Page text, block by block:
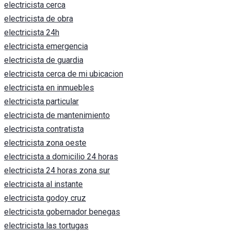
electricista cerca
electricista de obra
electricista 24h
electricista emergencia
electricista de guardia
electricista cerca de mi ubicacion
electricista en inmuebles
electricista particular
electricista de mantenimiento
electricista contratista
electricista zona oeste
electricista a domicilio 24 horas
electricista 24 horas zona sur
electricista al instante
electricista godoy cruz
electricista gobernador benegas
electricista las tortugas